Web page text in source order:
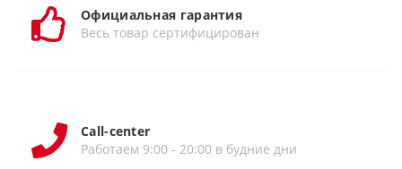
Официальная гарантия
Весь товар сертифицирован
Call-center
Работаем 9:00 - 20:00 в будние дни